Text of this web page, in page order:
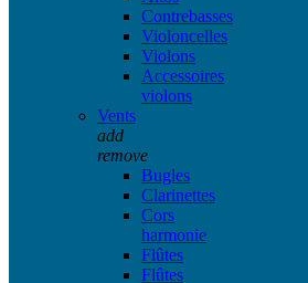
Contrebasses
Violoncelles
Violons
Accessoires
violons
Vents
add
remove
Bugles
Clarinettes
Cors
harmonie
Flûtes
Flûtes